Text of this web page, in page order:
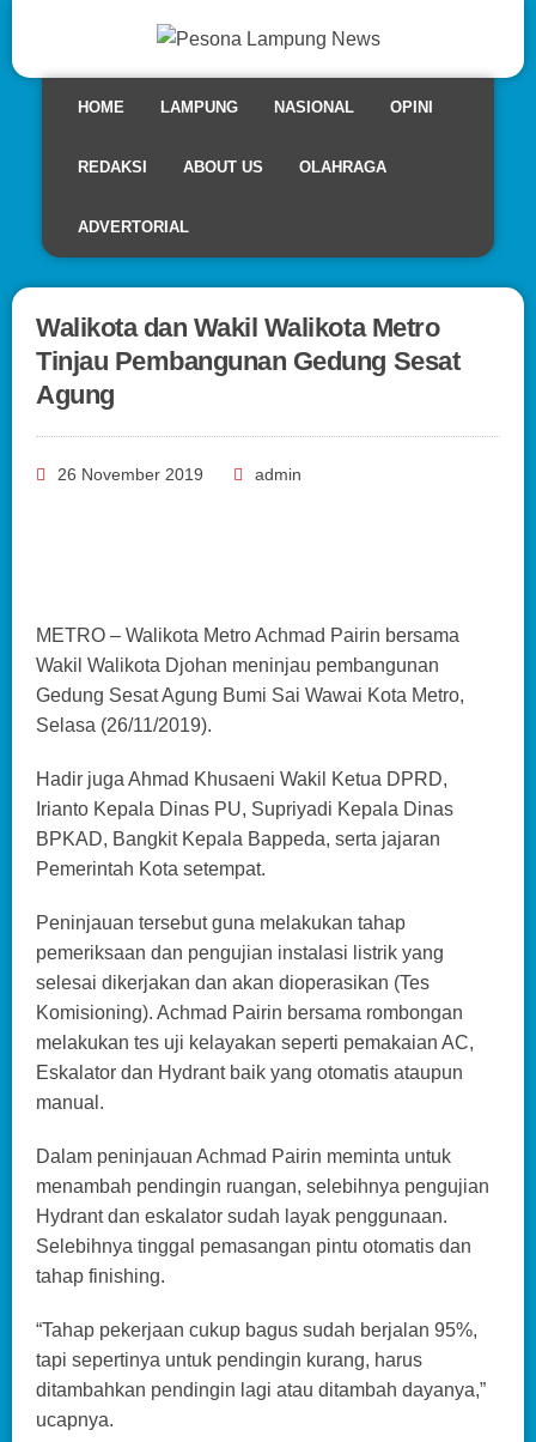
HOME LAMPUNG NASIONAL OPINI
REDAKSI ABOUT US OLAHRAGA
ADVERTORIAL
Walikota dan Wakil Walikota Metro
Tinjau Pembangunan Gedung Sesat
Agung
26 November 2019 admin
METRO – Walikota Metro Achmad Pairin bersama
Wakil Walikota Djohan meninjau pembangunan
Gedung Sesat Agung Bumi Sai Wawai Kota Metro,
Selasa (26/11/2019).
Hadir juga Ahmad Khusaeni Wakil Ketua DPRD,
Irianto Kepala Dinas PU, Supriyadi Kepala Dinas
BPKAD, Bangkit Kepala Bappeda, serta jajaran
Pemerintah Kota setempat.
Peninjauan tersebut guna melakukan tahap
pemeriksaan dan pengujian instalasi listrik yang
selesai dikerjakan dan akan dioperasikan (Tes
Komisioning). Achmad Pairin bersama rombongan
melakukan tes uji kelayakan seperti pemakaian AC,
Eskalator dan Hydrant baik yang otomatis ataupun
manual.
Dalam peninjauan Achmad Pairin meminta untuk
menambah pendingin ruangan, selebihnya pengujian
Hydrant dan eskalator sudah layak penggunaan.
Selebihnya tinggal pemasangan pintu otomatis dan
tahap finishing.
“Tahap pekerjaan cukup bagus sudah berjalan 95%,
tapi sepertinya untuk pendingin kurang, harus
ditambahkan pendingin lagi atau ditambah dayanya,”
ucapnya.